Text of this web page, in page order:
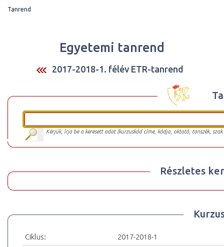
Tanrend
Egyetemi tanrend
2017-2018-1. félév ETR-tanrend
Kérjük, írja be a keresett adat (kurzuskód címe, kódja, oktató, tanszék,
Részletes
Ciklus:
2017-2018-1